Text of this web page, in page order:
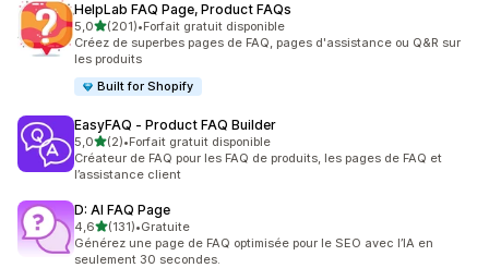
HelpLab FAQ Page, Product FAQs
5,0étoile(s) sur 5
(201)
201 avis au total
•Forfait gratuit disponible
Créez de superbes pages de FAQ, pages d'assistance ou Q&R sur
les produits
Built for Shopify
EasyFAQ ‑ Product FAQ Builder
5,0étoile(s) sur 5
(2)
2 avis au total
•Forfait gratuit disponible
Créateur de FAQ pour les FAQ de produits, les pages de FAQ et
l’assistance client
D: AI FAQ Page
4,6étoile(s) sur 5
(131)
131 avis au total
•Gratuite
Générez une page de FAQ optimisée pour le SEO avec l’IA en
seulement 30 secondes.